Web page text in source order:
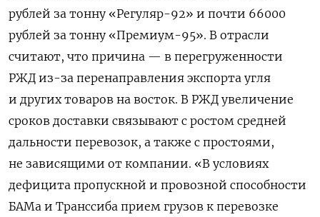
рублей за тонну «Регуляр-92» и почти 66000
рублей за тонну «Премиум-95». В отрасли
считают, что причина — в перегруженности
РЖД из-за перенаправления экспорта угля
и других товаров на восток. В РЖД увеличение
сроков доставки связывают с ростом средней
дальности перевозок, а также с простоями,
не зависящими от компании. «В условиях
дефицита пропускной и провозной способности
БАМа и Транссиба прием грузов к перевозке